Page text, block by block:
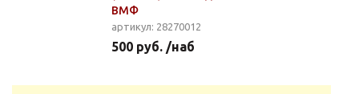
ВМФ
артикул: 28270012
500 руб. /наб